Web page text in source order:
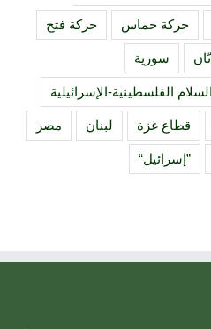
حركة حماس حركة فتح
سورية
الفلسطينية-الإسرائيلية
قطاع غزة لبنان مصر
”إسرائيل“